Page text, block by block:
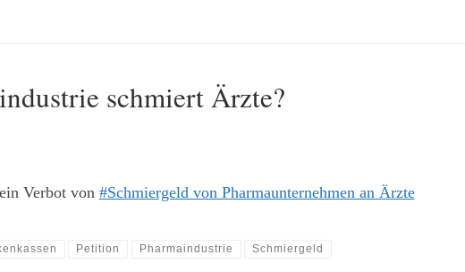
schmiert Ärzte?
Verbot von #Schmiergeld von Pharmaunternehmen an Ärzte
Petition Pharmaindustrie Schmiergeld